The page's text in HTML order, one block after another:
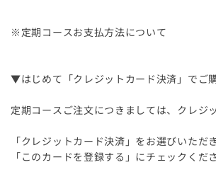
※定期コースお支払方法について
▼はじめて「クレジットカード決済」でご
定期コースご注文につきましては、クレジ
「クレジットカード決済」をお選びいただ
「このカードを登録する」にチェックく